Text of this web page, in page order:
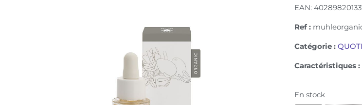
EAN:
Ref :
Catégorie :
Caractéristiques :
En stock